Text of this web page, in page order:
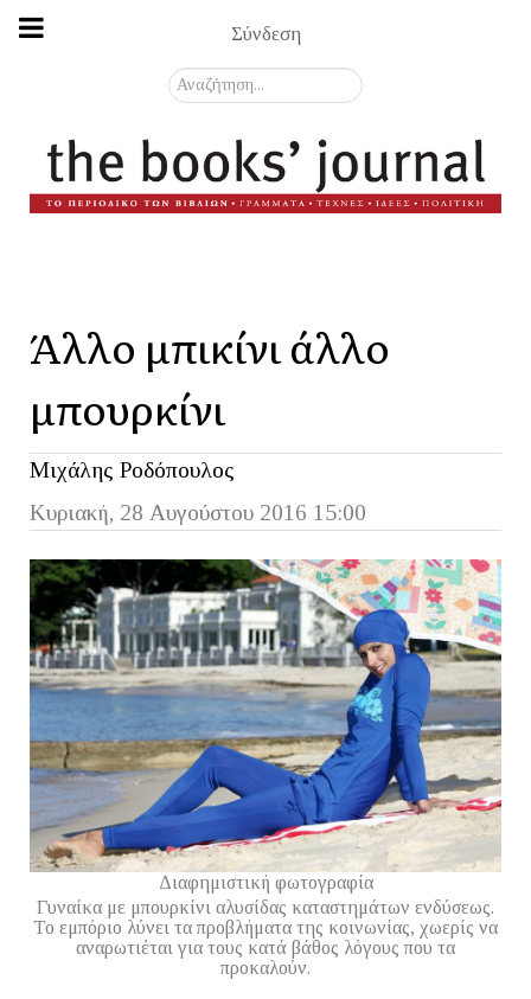
Σύνδεση
Αναζήτηση...
Άλλο μπικίνι άλλο
μπουρκίνι
Μιχάλης Ροδόπουλος
Κυριακή, 28 Αυγούστου 2016 15:00
Διαφημιστική φωτογραφία
Γυναίκα με μπουρκίνι αλυσίδας καταστημάτων ενδύσεως.
Το εμπόριο λύνει τα προβλήματα της κοινωνίας, χωερίς να
αναρωτιέται για τους κατά βάθος λόγους που τα
προκαλούν.